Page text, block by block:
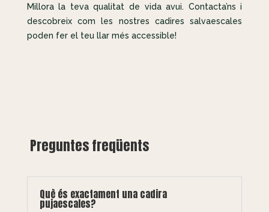
Millora la teva qualitat de vida avui. Contacta’ns i
descobreix com les nostres cadires salvaescales
poden fer el teu llar més accessible!
Preguntes freqüents
Què és exactament una cadira
pujaescales?